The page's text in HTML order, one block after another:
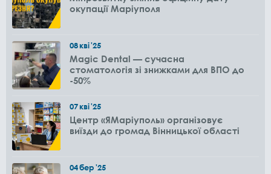
окупації Маріуполя
08кві'25
Magic Dental — сучасна
стоматологія зі знижками для ВПО до
-50%
07кві'25
Центр «ЯМаріуполь» організовує
виїзди до громад Вінницької області
04бер'25